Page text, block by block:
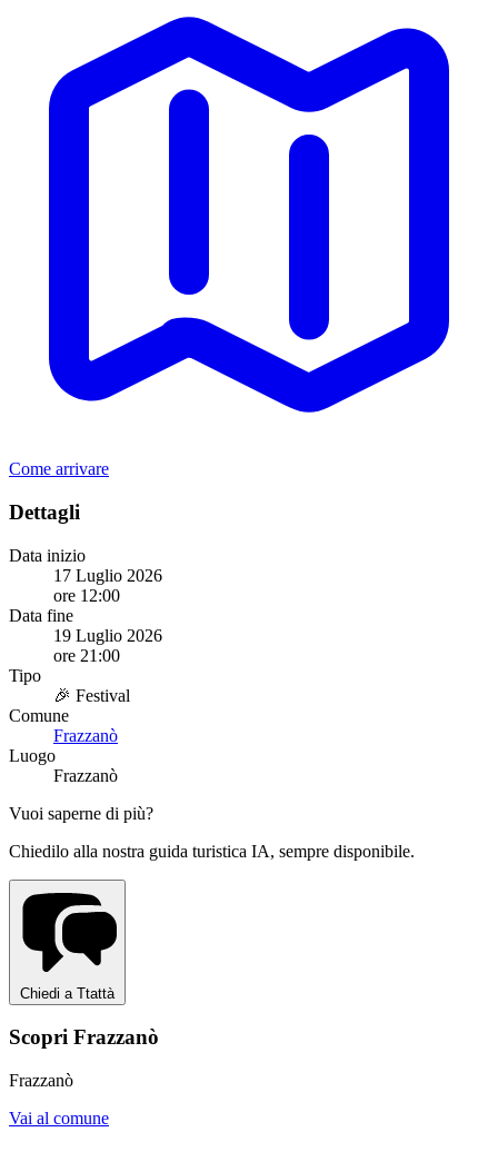
Come arrivare
Dettagli
Data inizio
17 Luglio 2026
ore 12:00
Data fine
19 Luglio 2026
ore 21:00
Tipo
🎉 Festival
Comune
Frazzanò
Luogo
Frazzanò
Vuoi saperne di più?
Chiedilo alla nostra guida turistica IA, sempre disponibile.
Chiedi a Ttattà
Scopri Frazzanò
Frazzanò
Vai al comune